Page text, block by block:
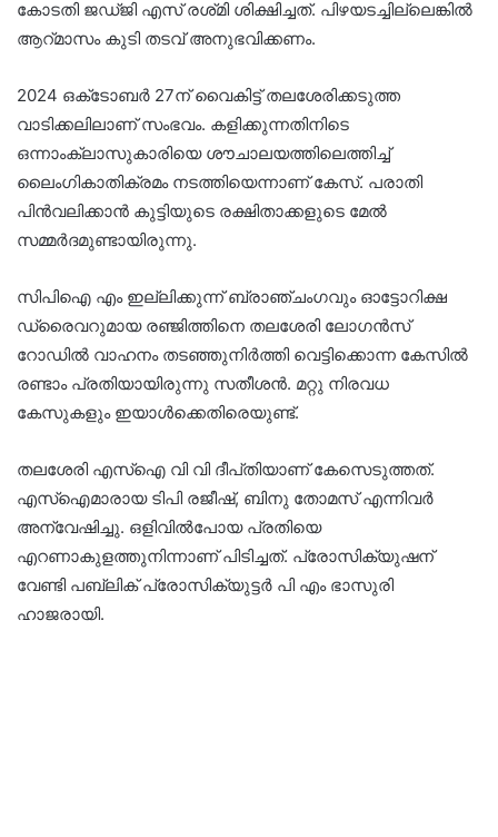
കോടതി ജഡ്‌ജി എസ്‌ രശ്‌മി ശിക്ഷിച്ചത്‌. പിഴയടച്ചില്ലെങ്കിൽ
ആറ്‌മാസം കുടി തടവ്‌ അനുഭവിക്കണം.
2024 ഒക്‌ടോബർ 27ന്‌ വൈകിട്ട്‌ തലശേരിക്കടുത്ത
വാടിക്കലിലാണ്‌ സംഭവം. കളിക്കുന്നതിനിടെ
ഒന്നാംക്ലാസുകാരിയെ ശ‍ൗചാലയത്തിലെത്തിച്ച്‌
ലൈംഗികാതിക്രമം നടത്തിയെന്നാണ്‌ കേസ്‌. പരാതി
പിൻവലിക്കാൻ കുട്ടിയുടെ രക്ഷിതാക്കളുടെ മേൽ
സമ്മർദമുണ്ടായിരുന്നു.
സിപിഐ എം ഇല്ലിക്കുന്ന്‌ ബ്രാഞ്ചംഗവും ഓട്ടോറിക്ഷ
ഡ്രൈവറുമായ രഞ്ജിത്തിനെ തലശേരി ലോഗൻസ്‌
റോഡിൽ വാഹനം തടഞ്ഞുനിർത്തി വെട്ടിക്കൊന്ന കേസിൽ
രണ്ടാം പ്രതിയായിരുന്നു സതീശൻ. മറ്റു നിരവധ
കേസുകളും ഇയാൾക്കെതിരെയുണ്ട്‌.
തലശേരി എസ്‌ഐ വി വി ദീപ്‌തിയാണ്‌ കേസെടുത്തത്‌.
എസ്‌ഐമാരായ ടിപി രജീഷ്‌, ബിനു തോമസ്‌ എന്നിവർ
അന്വേഷിച്ചു. ഒളിവിൽപോയ പ്രതിയെ
എറണാകുളത്തുനിന്നാണ്‌ പിടിച്ചത്‌. പ്രോസിക്യുഷന്‌
വേണ്ടി പബ്ലിക്‌ പ്രോസിക്യുട്ടർ പി എം ഭാസുരി
ഹാജരായി.